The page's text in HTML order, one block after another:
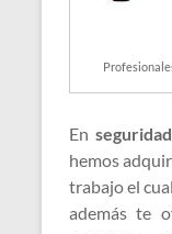
En
hemos
trabajo el
además te